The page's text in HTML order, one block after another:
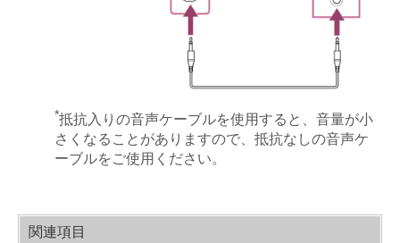
*抵抗入りの音声ケーブルを使用すると、音量が小
さくなることがありますので、抵抗なしの音声ケ
ーブルをご使用ください。
関連項目